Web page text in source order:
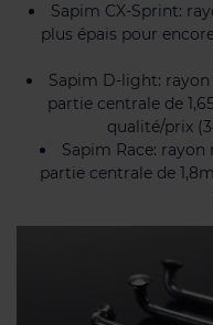
Sapim CX-Sprint:
plus épais pour
Sapim D-light:
partie centrale de
qualité/prix
Sapim Race:
partie centrale de